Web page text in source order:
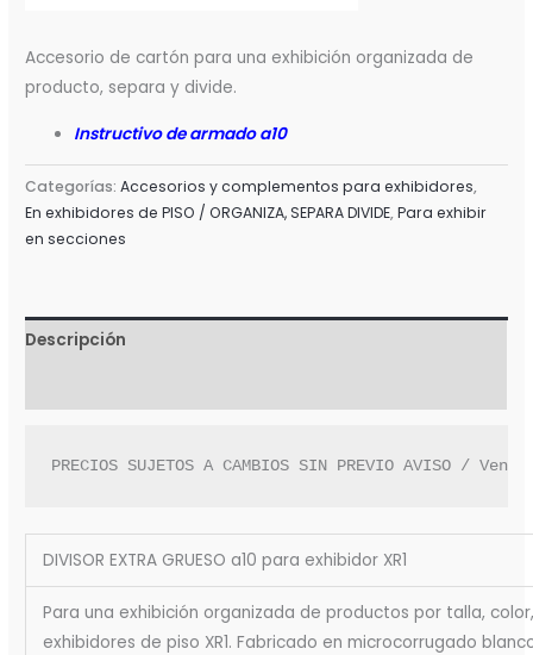
Accesorio de cartón para una exhibición organizada de
producto, separa y divide.
Instructivo de armado a10
Categorías:Accesorios y complementos para exhibidores,
En exhibidores de PISO / ORGANIZA, SEPARA DIVIDE,Para exhibir
en secciones
Descripción
PRECIOS SUJETOS A CAMBIOS SIN PREVIO AVISO /
DIVISOR EXTRA GRUESO a10 para exhibidor XR1
Para una exhibición organizada de productos por talla,
exhibidores de piso XR1. Fabricado en microcorrugado